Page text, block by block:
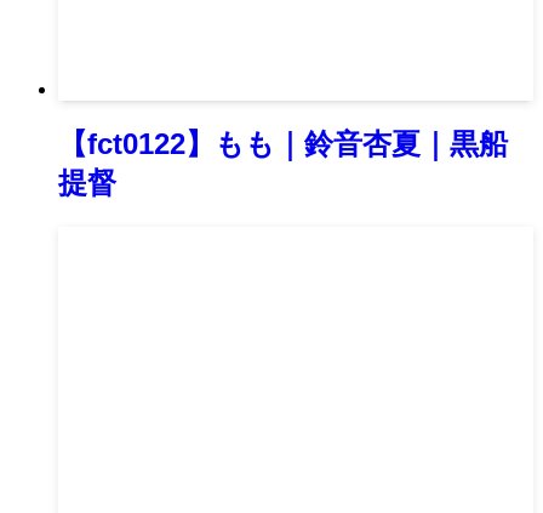
【fct0122】もも｜鈴音杏夏｜黒船
提督